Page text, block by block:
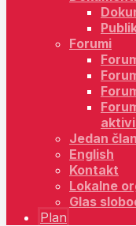
Forumi
Jedan
English
Kontakt
Lokalne
Glas
Plan